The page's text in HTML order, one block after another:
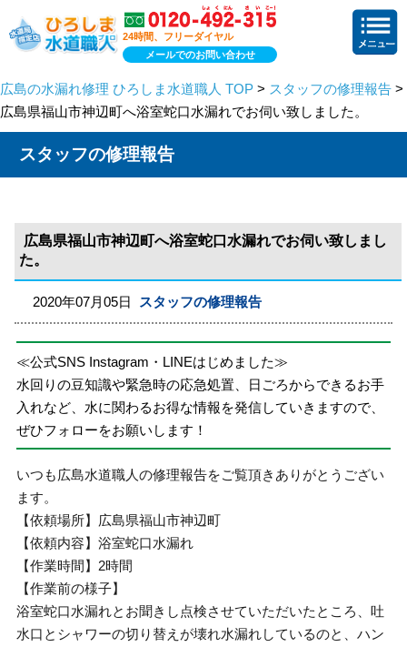
24時間、フリーダイヤル
メールでのお問い合わせ
広島の水漏れ修理 ひろしま水道職人 TOP > スタッフの修理報告 >
広島県福山市神辺町へ浴室蛇口水漏れでお伺い致しました。
スタッフの修理報告
広島県福山市神辺町へ浴室蛇口水漏れでお伺い致しまし
た。
2020年07月05日 スタッフの修理報告
≪公式SNS Instagram・LINEはじめました≫
水回りの豆知識や緊急時の応急処置、日ごろからできるお手
入れなど、水に関わるお得な情報を発信していきますので、
ぜひフォローをお願いします！
いつも広島水道職人の修理報告をご覧頂きありがとうござい
ます。
【依頼場所】広島県福山市神辺町
【依頼内容】浴室蛇口水漏れ
【作業時間】2時間
【作業前の様子】
浴室蛇口水漏れとお聞きし点検させていただいたところ、吐
水口とシャワーの切り替えが壊れ水漏れしているのと、ハン